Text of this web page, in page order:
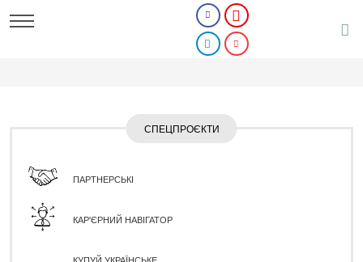
СПЕЦПРОЄКТИ
ПАРТНЕРСЬКІ
КАР'ЄРНИЙ НАВІГАТОР